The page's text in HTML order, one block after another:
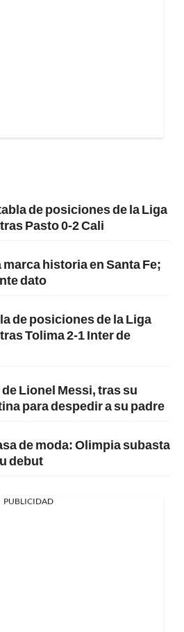
de posiciones de la Liga
Pasto 0-2 Cali
historia en Santa Fe;
dato
de posiciones de la Liga
Tolima 2-1 Inter de
Lionel Messi, tras su
para despedir a su padre
de moda: Olimpia subasta
debut
PUBLICIDAD